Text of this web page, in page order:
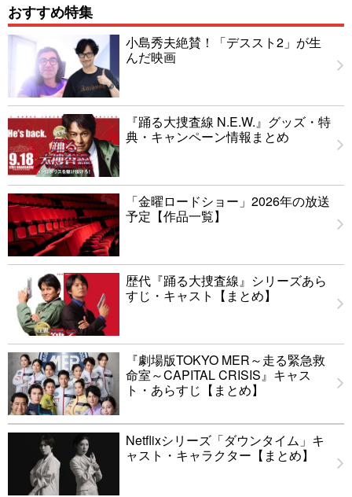
おすすめ特集
小島秀夫絶賛！「デススト2」が生
んだ映画
『踊る大捜査線 N.E.W.』グッズ・特
典・キャンペーン情報まとめ
「金曜ロードショー」2026年の放送
予定【作品一覧】
歴代『踊る大捜査線』シリーズあら
すじ・キャスト【まとめ】
『劇場版TOKYO MER～走る緊急救
命室～CAPITAL CRISIS』キャス
ト・あらすじ【まとめ】
Netflixシリーズ「ダウンタイム」キ
ャスト・キャラクター【まとめ】